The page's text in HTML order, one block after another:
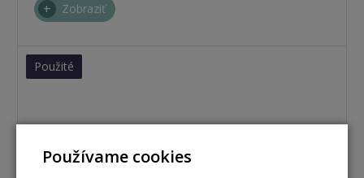
Zobraziť
Použité
Používame cookies